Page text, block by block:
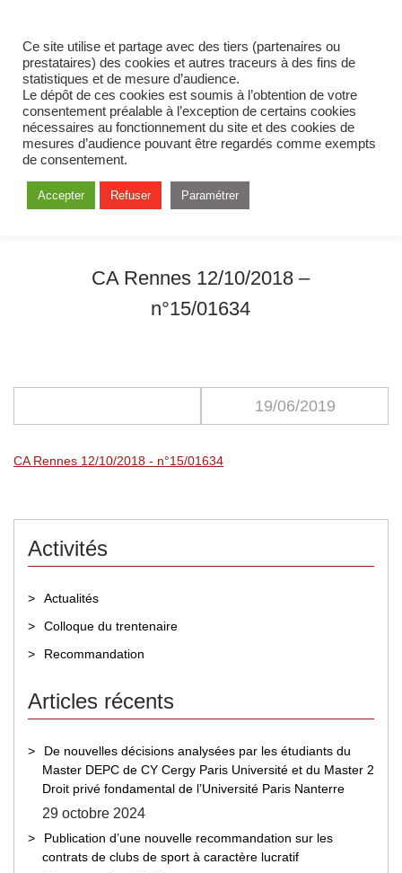
CA Rennes 12/10/2018 –
n°15/01634
19/06/2019
CA Rennes 12/10/2018 - n°15/01634
Activités
Actualités
Colloque du trentenaire
Recommandation
Articles récents
De nouvelles décisions analysées par les étudiants du
Master DEPC de CY Cergy Paris Université et du Master 2
Droit privé fondamental de l’Université Paris Nanterre
29 octobre 2024
Publication d’une nouvelle recommandation sur les
contrats de clubs de sport à caractère lucratif
Ce site utilise et partage avec des tiers (partenaires ou
prestataires) des cookies et autres traceurs à des fins de
statistiques et de mesure d’audience.
Le dépôt de ces cookies est soumis à l’obtention de votre
consentement préalable à l’exception de certains cookies
nécessaires au fonctionnement du site et des cookies de
mesures d’audience pouvant être regardés comme exempts
de consentement.
Accepter Refuser Paramétrer